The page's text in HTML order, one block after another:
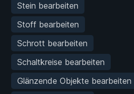
Stein bearbeiten
Stoff bearbeiten
Schrott bearbeiten
Schaltkreise bearbeiten
Glänzende Objekte bearbeiten